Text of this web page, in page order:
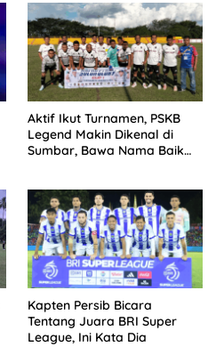
Aktif Ikut Turnamen, PSKB
Legend Makin Dikenal di
Sumbar, Bawa Nama Baik
Kapten Persib Bicara
Tentang Juara BRI Super
League, Ini Kata Dia